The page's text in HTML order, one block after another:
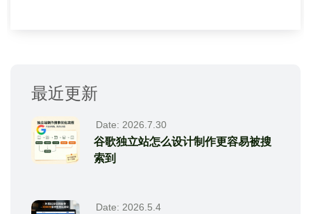
最近更新
Date: 2026.7.30
谷歌独立站怎么设计制作更容易被搜
索到
Date: 2026.5.4